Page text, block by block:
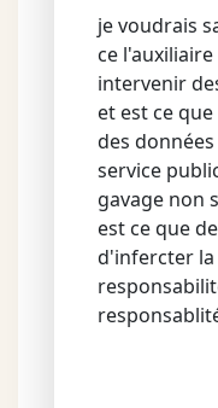
je voudrais
ce
intervenir
et est ce
des
service
gavage non
est ce que
d'infercter